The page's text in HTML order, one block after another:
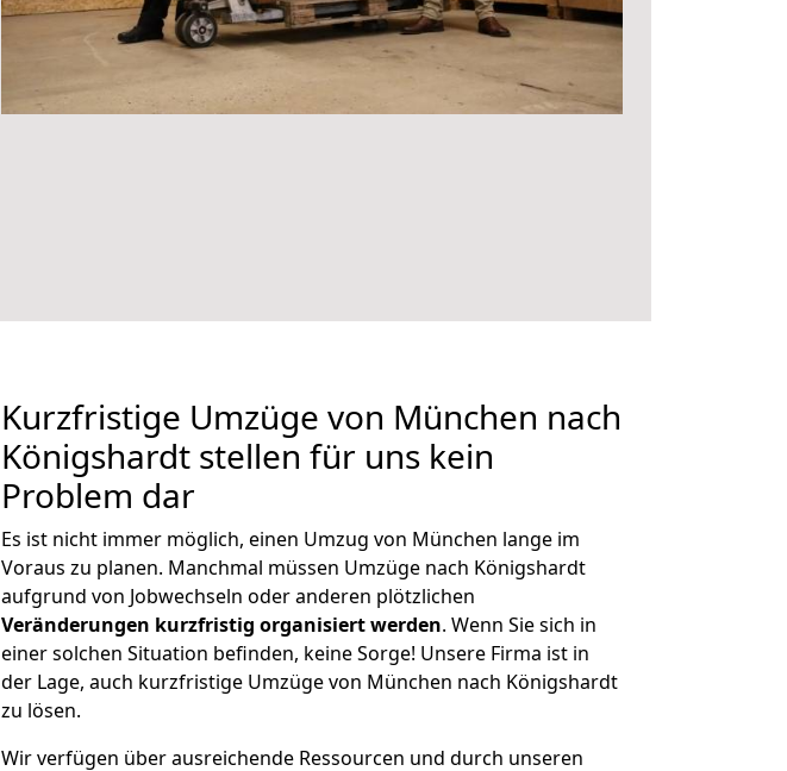
Kurzfristige Umzüge von München nach
Königshardt stellen für uns kein
Problem dar
Es ist nicht immer möglich, einen Umzug von München lange im
Voraus zu planen. Manchmal müssen Umzüge nach Königshardt
aufgrund von Jobwechseln oder anderen plötzlichen
Veränderungen kurzfristig organisiert werden. Wenn Sie sich in
einer solchen Situation befinden, keine Sorge! Unsere Firma ist in
der Lage, auch kurzfristige Umzüge von München nach Königshardt
zu lösen.
Wir verfügen über ausreichende Ressourcen und durch unseren